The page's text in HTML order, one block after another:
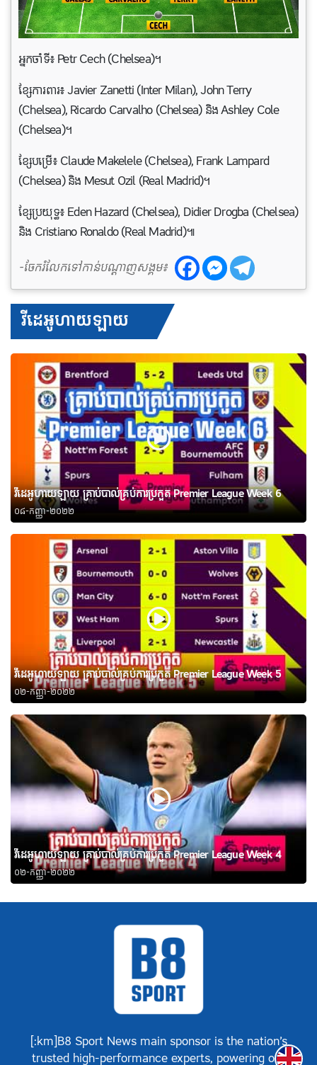
អ្នកចាំទី៖ Petr Cech (Chelsea)។
ខ្សែការពារ៖ Javier Zanetti (Inter Milan), John Terry
(Chelsea), Ricardo Carvalho (Chelsea) និង Ashley Cole
(Chelsea)។
ខ្សែបម្រើ៖ Claude Makelele (Chelsea), Frank Lampard
(Chelsea) និង Mesut Ozil (Real Madrid)។
ខ្សែប្រយុទ្ធ៖ Eden Hazard (Chelsea), Didier Drogba (Chelsea)
និង Cristiano Ronaldo (Real Madrid)៕
-ចែករំលែកទៅកាន់បណ្តាញសង្គម៖
វីដេអូហាយឡាយ
វីដេអូហាយឡាយ គ្រាប់បាល់គ្រប់ការប្រកួត Premier League Week 6
០៨-កញ្ញា-២០២២
វីដេអូហាយឡាយ គ្រាប់បាល់គ្រប់ការប្រកួត Premier League Week 5
០២-កញ្ញា-២០២២
វីដេអូហាយឡាយ គ្រាប់បាល់គ្រប់ការប្រកួត Premier League Week 4
០២-កញ្ញា-២០២២
[:km]B8 Sport News main sponsor is the nation’s
trusted high-performance experts, powering our